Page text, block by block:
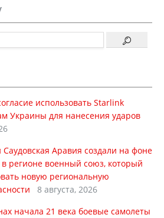
использовать Starlink
Украины для нанесения ударов
Аравия создали на фоне
регионе военный союз, который
новую региональную
8 августа, 2026
начала 21 века боевые самолеты